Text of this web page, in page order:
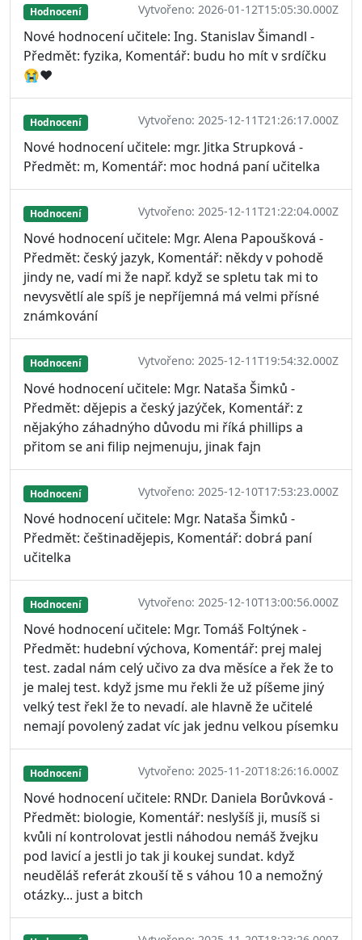
Hodnocení Vytvořeno: 2026-01-12T15:05:30.000Z
Nové hodnocení učitele: Ing. Stanislav Šimandl -
Předmět: fyzika, Komentář: budu ho mít v srdíčku
😭❤️
Hodnocení Vytvořeno: 2025-12-11T21:26:17.000Z
Nové hodnocení učitele: mgr. Jitka Strupková -
Předmět: m, Komentář: moc hodná paní učitelka
Hodnocení Vytvořeno: 2025-12-11T21:22:04.000Z
Nové hodnocení učitele: Mgr. Alena Papoušková -
Předmět: český jazyk, Komentář: někdy v pohodě
jindy ne, vadí mi že např. když se spletu tak mi to
nevysvětlí ale spíš je nepříjemná má velmi přísné
známkování
Hodnocení Vytvořeno: 2025-12-11T19:54:32.000Z
Nové hodnocení učitele: Mgr. Nataša Šimků -
Předmět: dějepis a český jazýček, Komentář: z
nějakýho záhadnýho důvodu mi říká phillips a
přitom se ani filip nejmenuju, jinak fajn
Hodnocení Vytvořeno: 2025-12-10T17:53:23.000Z
Nové hodnocení učitele: Mgr. Nataša Šimků -
Předmět: češtinadějepis, Komentář: dobrá paní
učitelka
Hodnocení Vytvořeno: 2025-12-10T13:00:56.000Z
Nové hodnocení učitele: Mgr. Tomáš Foltýnek -
Předmět: hudební výchova, Komentář: prej malej
test. zadal nám celý učivo za dva měsíce a řek že to
je malej test. když jsme mu řekli že už píšeme jiný
velký test řekl že to nevadí. ale hlavně že učitelé
nemají povolený zadat víc jak jednu velkou písemku
Hodnocení Vytvořeno: 2025-11-20T18:26:16.000Z
Nové hodnocení učitele: RNDr. Daniela Borůvková -
Předmět: biologie, Komentář: neslyšíš ji, musíš si
kvůli ní kontrolovat jestli náhodou nemáš žvejku
pod lavicí a jestli jo tak ji koukej sundat. když
neuděláš referát zkouší tě s váhou 10 a nemožný
otázky... just a bitch